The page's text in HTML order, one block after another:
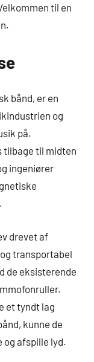
til en
bånd, er en
og
på.
tilbage til midten
ingeniører
drevet af
transportabel
de eksisterende
et tyndt lag
kunne de
og afspille lyd.